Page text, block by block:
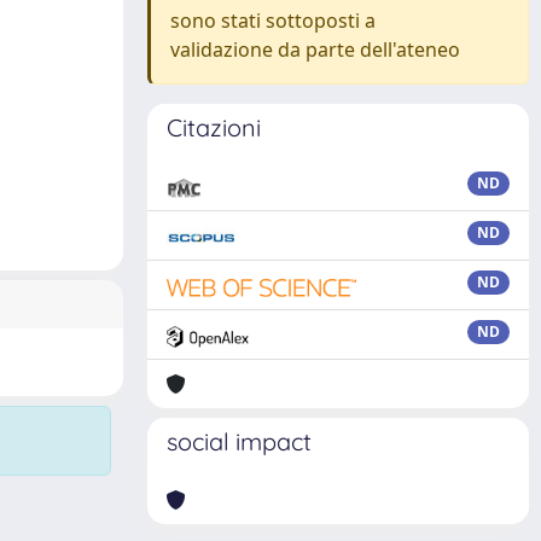
sono stati sottoposti a
validazione da parte dell'ateneo
Citazioni
ND
ND
ND
ND
social impact